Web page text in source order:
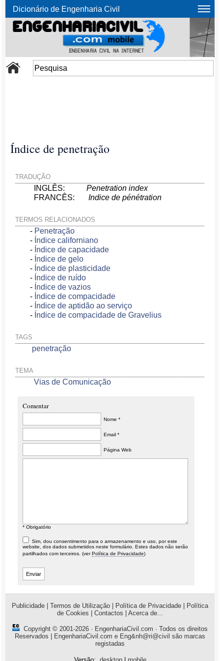
Dicionário de Engenharia Civil
Índice de penetração
TRADUÇÃO
INGLÊS:Penetration index
FRANCÊS:Indice de pénétration
TERMOS RELACIONADOS
- Penetração
- Índice californiano
- Índice de capacidade
- Índice de gelo
- Índice de plasticidade
- Índice de ruído
- Índice de vazios
- Índice de compacidade
- Índice de aptidão ao serviço
- Índice de compacidade de Gravelius
TAGS
penetração
TEMA
Vias de Comunicação
Comentar
Nome *
Email *
Página Web
* Obrigatório
Sim, dou consentimento para o armazenamento e uso, por este
website, dos dados submetidos neste formulário. Estes dados não serão
partilhados com terceiros. (verPolítica de Privacidade)
Publicidade Termos de Utilização Política de Privacidade
Política
de Cookies
Contactos Acerca de...
Copyright © 2001-2026 · EngenhariaCivil.com · Todos os direitos
Reservados | EngenhariaCivil.com e Eng&nh@ri@civil são marcas
registadas